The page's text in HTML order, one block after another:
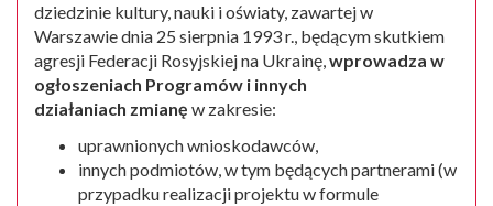
dziedzinie kultury, nauki i oświaty, zawartej w
Warszawie dnia 25 sierpnia 1993 r., będącym skutkiem
agresji Federacji Rosyjskiej na Ukrainę,wprowadza w
ogłoszeniach Programów i innych
działaniach zmianę w zakresie:
uprawnionych wnioskodawców,
innych podmiotów, w tym będących partnerami (w
przypadku realizacji projektu w formule